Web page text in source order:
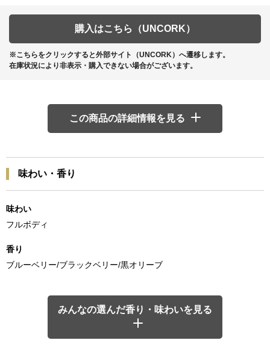
購入はこちら（UNCORK）
※こちらをクリックすると外部サイト（UNCORK）へ遷移します。
在庫状況により非表示・購入できない場合がございます。
この商品の詳細情報を見る
味わい・香り
味わい
フルボディ
香り
ブルーベリー/ブラックベリー/黒オリーブ
みんなの選んだ香り・味わいを見る